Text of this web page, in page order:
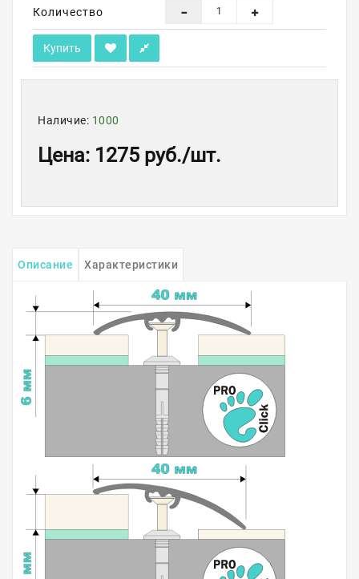
Количество
Купить
Наличие: 1000
Цена: 1275 руб./шт.
Описание Характеристики